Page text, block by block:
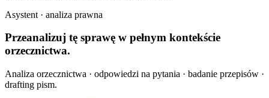
Asystent · analiza prawna
Przeanalizuj tę sprawę w pełnym kontekście
orzecznictwa.
Analiza orzecznictwa · odpowiedzi na pytania · badanie przepisów ·
drafting pism.